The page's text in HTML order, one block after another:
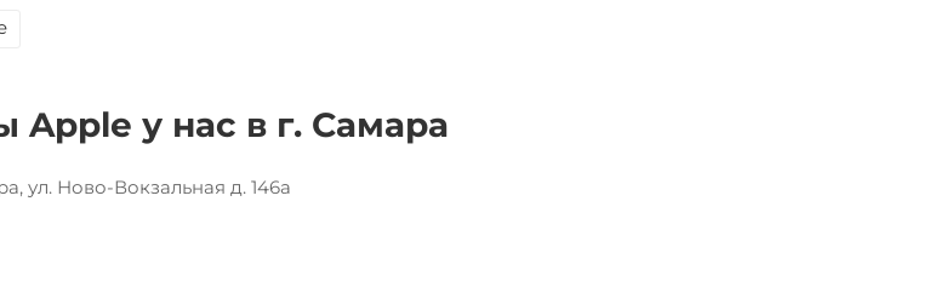
Apple у нас в г. Самара
ул. Ново-Вокзальная д. 146а